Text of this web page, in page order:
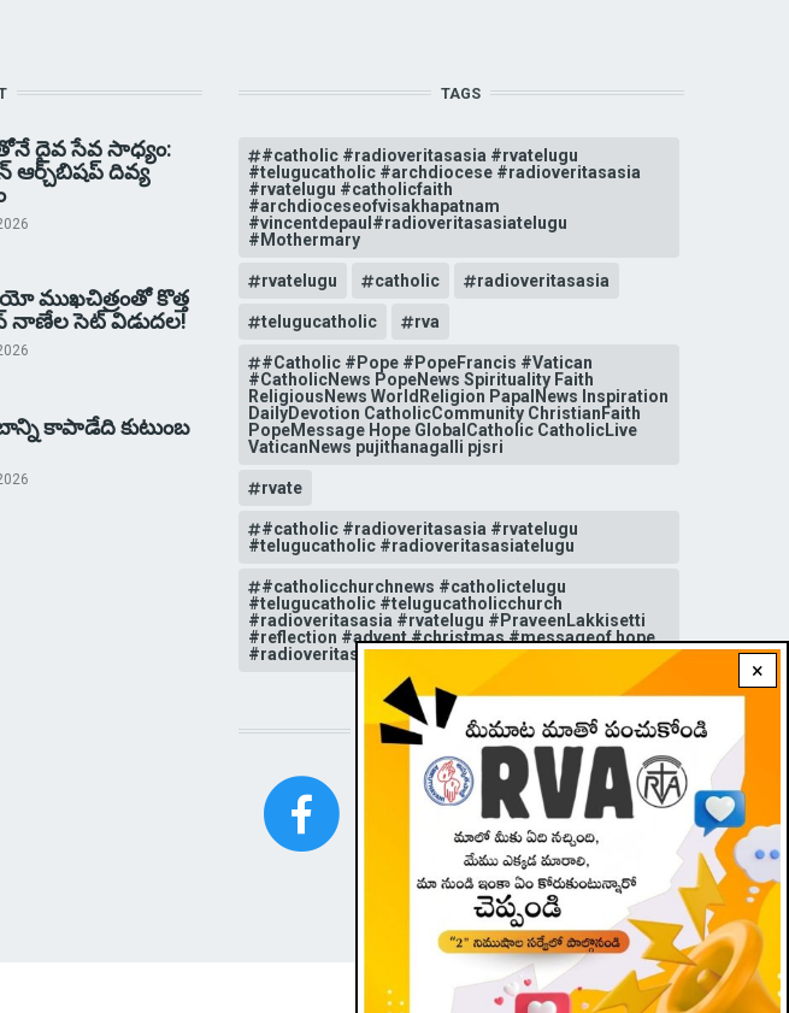
×
దైవ సేవ సాధ్యం:
ఆర్చ్‌బిషప్ దివ్య
ముఖచిత్రంతో కొత్త
నాణేల సెట్ విడుదల!
కాపాడేది కుటుంబ
TAGS
#catholic #radioveritasasia #rvatelugu
#telugucatholic #archdiocese #radioveritasasia
#rvatelugu #catholicfaith
#archdioceseofvisakhapatnam
#vincentdepaul#radioveritasasiatelugu
#Mothermary
rvatelugu catholic radioveritasasia
telugucatholic rva
#Catholic #Pope #PopeFrancis #Vatican
#CatholicNews PopeNews Spirituality Faith
ReligiousNews WorldReligion PapalNews Inspiration
DailyDevotion CatholicCommunity ChristianFaith
PopeMessage Hope GlobalCatholic CatholicLive
VaticanNews pujithanagalli pjsri
rvate
#catholic #radioveritasasia #rvatelugu
#telugucatholic #radioveritasasiatelugu
#catholicchurchnews #catholictelugu
#telugucatholic #telugucatholicchurch
#radioveritasasia #rvatelugu #PraveenLakkisetti
#reflection #advent #christmas #messageof hope
#radioveritas #rvatelugu #viral #insta
STAY CONNECTED WITH US!